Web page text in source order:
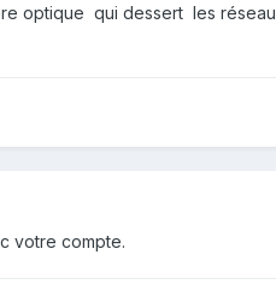
optique qui dessert les
votre compte.